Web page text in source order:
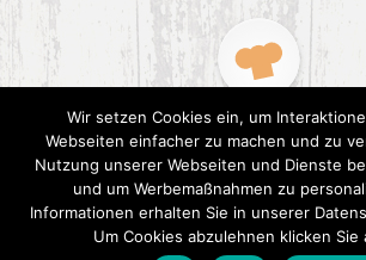
2015 CookPress. All right reserved.
Wir setzen Cookies ein, um
Webseiten einfacher zu machen und zu
Nutzung unserer Webseiten und Dienste
und um Werbemaßnahmen zu
Informationen erhalten Sie in unserer
Um Cookies abzulehnen klicken Sie